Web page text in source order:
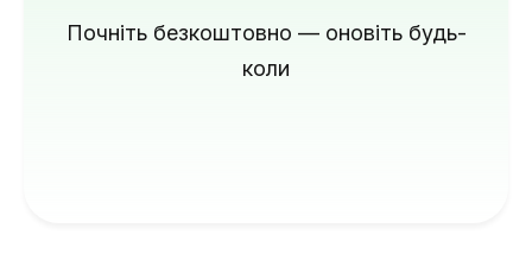
Почніть безкоштовно — оновіть будь-
коли